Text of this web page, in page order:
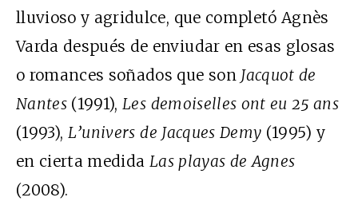
lluvioso y agridulce, que completó Agnès
Varda después de enviudar en esas glosas
o romances soñados que son Jacquot de
Nantes (1991),Les demoiselles ont eu 25 ans
(1993), L’univers de Jacques Demy (1995) y
en cierta medida Las playas de Agnes
(2008).